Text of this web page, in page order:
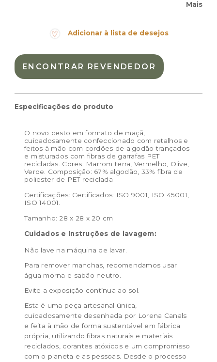
Marrom, Verde, Vermelho
Peso:
Dimensões das embalagem:
36 × 16 × 8 cm
Mais
Adicionar à lista de desejos
ENCONTRAR REVENDEDOR
Especificações do produto
O novo cesto em formato de maçã,
cuidadosamente confeccionado com retalhos e
feitos à mão com cordões de algodão trançados
e misturados com fibras de garrafas PET
recicladas. Cores: Marrom terra, Vermelho, Olive,
Verde. Composição: 67% algodão, 33% fibra de
poliester de PET reciclada
Certificações: Certificados: ISO 9001, ISO 45001,
ISO 14001.
Tamanho: 28 x 28 x 20 cm
Cuidados e Instruções de lavagem:
Não lave na máquina de lavar.
Para remover manchas, recomendamos usar
água morna e sabão neutro.
Evite a exposição contínua ao sol.
Esta é uma peça artesanal única,
cuidadosamente desenhada por Lorena Canals
e feita à mão de forma sustentável em fábrica
própria, utilizando fibras naturais e materiais
reciclados, corantes atóxicos e um compromisso
com o planeta e as pessoas. Desde o processo